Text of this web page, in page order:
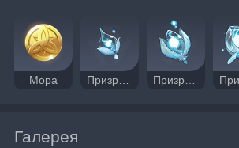
Мора Призрачная оболочка Призрачное сердце
Галерея